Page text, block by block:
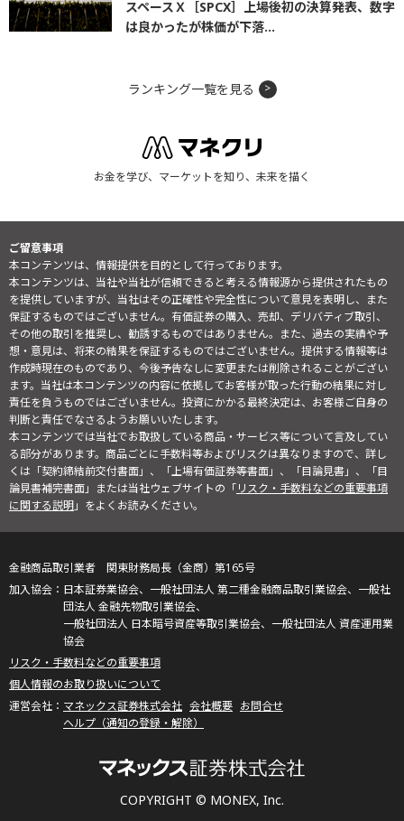
スペースＸ［SPCX］上場後初の決算発表、数字
は良かったが株価が下落...
ランキング一覧を見る
お金を学び、マーケットを知り、未来を描く
ご留意事項
本コンテンツは、情報提供を目的として行っております。
本コンテンツは、当社や当社が信頼できると考える情報源から提供されたもの
を提供していますが、当社はその正確性や完全性について意見を表明し、また
保証するものではございません。有価証券の購入、売却、デリバティブ取引、
その他の取引を推奨し、勧誘するものではありません。また、過去の実績や予
想・意見は、将来の結果を保証するものではございません。提供する情報等は
作成時現在のものであり、今後予告なしに変更または削除されることがござい
ます。当社は本コンテンツの内容に依拠してお客様が取った行動の結果に対し
責任を負うものではございません。投資にかかる最終決定は、お客様ご自身の
判断と責任でなさるようお願いいたします。
本コンテンツでは当社でお取扱している商品・サービス等について言及してい
る部分があります。商品ごとに手数料等およびリスクは異なりますので、詳し
くは「契約締結前交付書面」、「上場有価証券等書面」、「目論見書」、「目
論見書補完書面」または当社ウェブサイトの「リスク・手数料などの重要事項
に関する説明」をよくお読みください。
COPYRIGHT © MONEX, Inc.
金融商品取引業者 関東財務局長（金商）第165号
日本証券業協会、一般社団法人 第二種金融商品取引業協会、一般社
団法人 金融先物取引業協会、
一般社団法人 日本暗号資産等取引業協会、一般社団法人 資産運用業
協会
リスク・手数料などの重要事項
個人情報のお取り扱いについて
マネックス証券株式会社 会社概要 お問合せ
ヘルプ（通知の登録・解除）